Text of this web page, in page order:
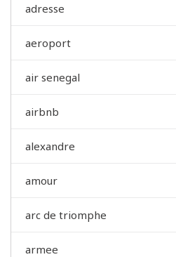
adresse
aeroport
air senegal
airbnb
alexandre
amour
arc de triomphe
armee